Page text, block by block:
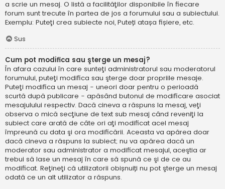
a scrie un mesaj. O listă a facilităţilor disponibile în fiecare
forum sunt trecute în partea de jos a forumului sau a subiectului.
Exemplu: Puteţi crea subiecte noi, Puteți atașa fișiere, etc.
Sus
Cum pot modifica sau şterge un mesaj?
În afara cazului în care sunteţi administratorul sau moderatorul
forumului, puteţi modifica sau şterge doar propriile mesaje.
Puteţi modifica un mesaj - uneori doar pentru o perioadă
scurtă după publicare - apăsând butonul de modificare asociat
mesajulului respectiv. Dacă cineva a răspuns la mesaj, veţi
observa o mică secţiune de text sub mesaj când reveniţi la
subiect care arată de câte ori aţi modificat acel mesaj
împreună cu data şi ora modificării. Aceasta va apărea doar
dacă cineva a răspuns la subiect; nu va apărea dacă un
moderator sau administrator a modificat mesajul, aceştia ar
trebui să lase un mesaj în care să spună ce şi de ce au
modificat. Reţineţi că utilizatorii obișnuiți nu pot şterge un mesaj
odată ce un alt utilizator a răspuns.